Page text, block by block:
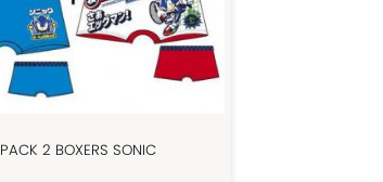
PACK 2 BOXERS SONIC